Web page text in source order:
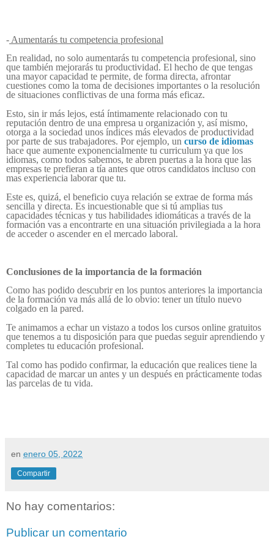
- Aumentarás tu competencia profesional
En realidad, no solo aumentarás tu competencia profesional, sino
que también mejorarás tu productividad. El hecho de que tengas
una mayor capacidad te permite, de forma directa, afrontar
cuestiones como la toma de decisiones importantes o la resolución
de situaciones conflictivas de una forma más eficaz.
Esto, sin ir más lejos, está íntimamente relacionado con tu
reputación dentro de una empresa u organización y, así mismo,
otorga a la sociedad unos índices más elevados de productividad
por parte de sus trabajadores. Por ejemplo, un curso de idiomas
hace que aumente exponencialmente tu curriculum ya que los
idiomas, como todos sabemos, te abren puertas a la hora que las
empresas te prefieran a tía antes que otros candidatos incluso con
mas experiencia laborar que tu.
Este es, quizá, el beneficio cuya relación se extrae de forma más
sencilla y directa. Es incuestionable que si tú amplias tus
capacidades técnicas y tus habilidades idiomáticas a través de la
formación vas a encontrarte en una situación privilegiada a la hora
de acceder o ascender en el mercado laboral.
Conclusiones de la importancia de la formación
Como has podido descubrir en los puntos anteriores la importancia
de la formación va más allá de lo obvio: tener un título nuevo
colgado en la pared.
Te animamos a echar un vistazo a todos los cursos online gratuitos
que tenemos a tu disposición para que puedas seguir aprendiendo y
completes tu educación profesional.
Tal como has podido confirmar, la educación que realices tiene la
capacidad de marcar un antes y un después en prácticamente todas
las parcelas de tu vida.
en enero 05, 2022
Compartir
No hay comentarios:
Publicar un comentario